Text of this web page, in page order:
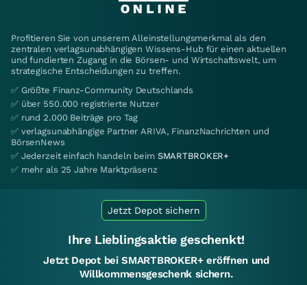
Profitieren Sie von unserem Alleinstellungsmerkmal als den
zentralen verlagsunabhängigen Wissens-Hub für einen aktuellen
und fundierten Zugang in die Börsen- und Wirtschaftswelt, um
strategische Entscheidungen zu treffen.
✅ Größte Finanz-Community Deutschlands
✅ über 550.000 registrierte Nutzer
✅ rund 2.000 Beiträge pro Tag
✅ verlagsunabhängige Partner ARIVA, FinanzNachrichten und
BörsenNews
✅ Jederzeit einfach handeln beim SMARTBROKER+
✅ mehr als 25 Jahre Marktpräsenz
Jetzt Depot sichern
Ihre Lieblingsaktie geschenkt!
Jetzt Depot bei SMARTBROKER+ eröffnen und
Willkommensgeschenk sichern.